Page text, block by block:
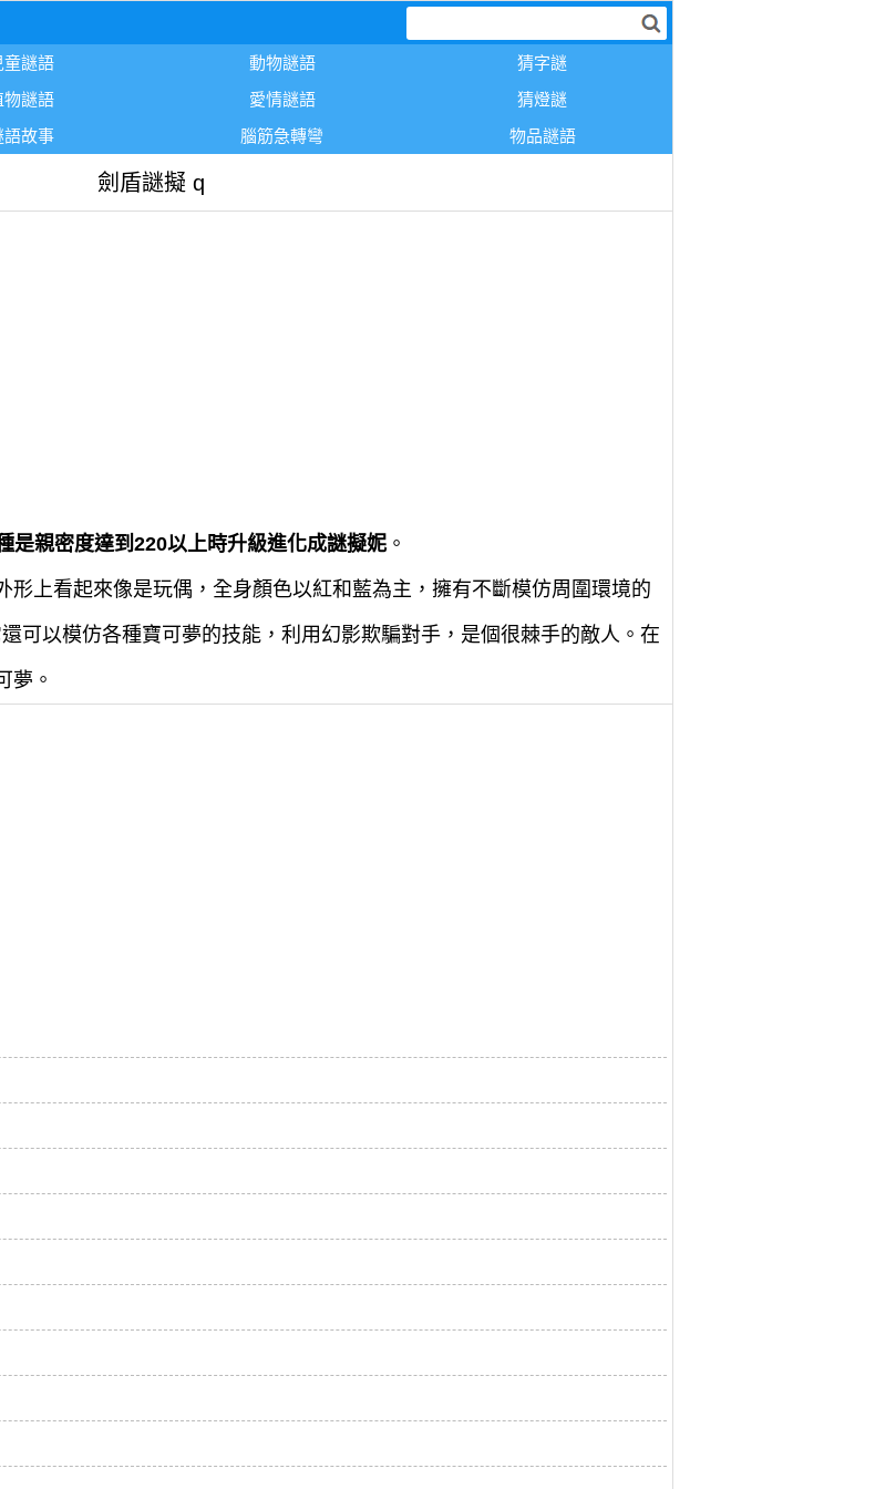
童謎語 動物謎語
猜字謎
物謎語 愛情謎語
猜燈謎
語故事 腦筋急轉彎 物品謎語
劍盾謎擬 q
是親密度達到220以上時升級進化成謎擬妮。
形上看起來像是玩偶，全身顏色以紅和藍為主，擁有不斷模仿周圍環境的
可以模仿各種寶可夢的技能，利用幻影欺騙對手，是個很棘手的敵人。在
夢。